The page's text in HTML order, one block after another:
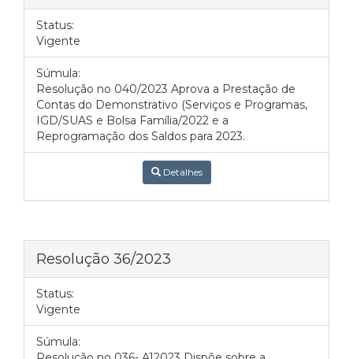
Status:
Vigente
Súmula:
Resolução no 040/2023 Aprova a Prestação de
Contas do Demonstrativo (Serviços e Programas,
IGD/SUAS e Bolsa Família/2022 e a
Reprogramação dos Saldos para 2023.
Detalhes
Resolução 36/2023
Status:
Vigente
Súmula: